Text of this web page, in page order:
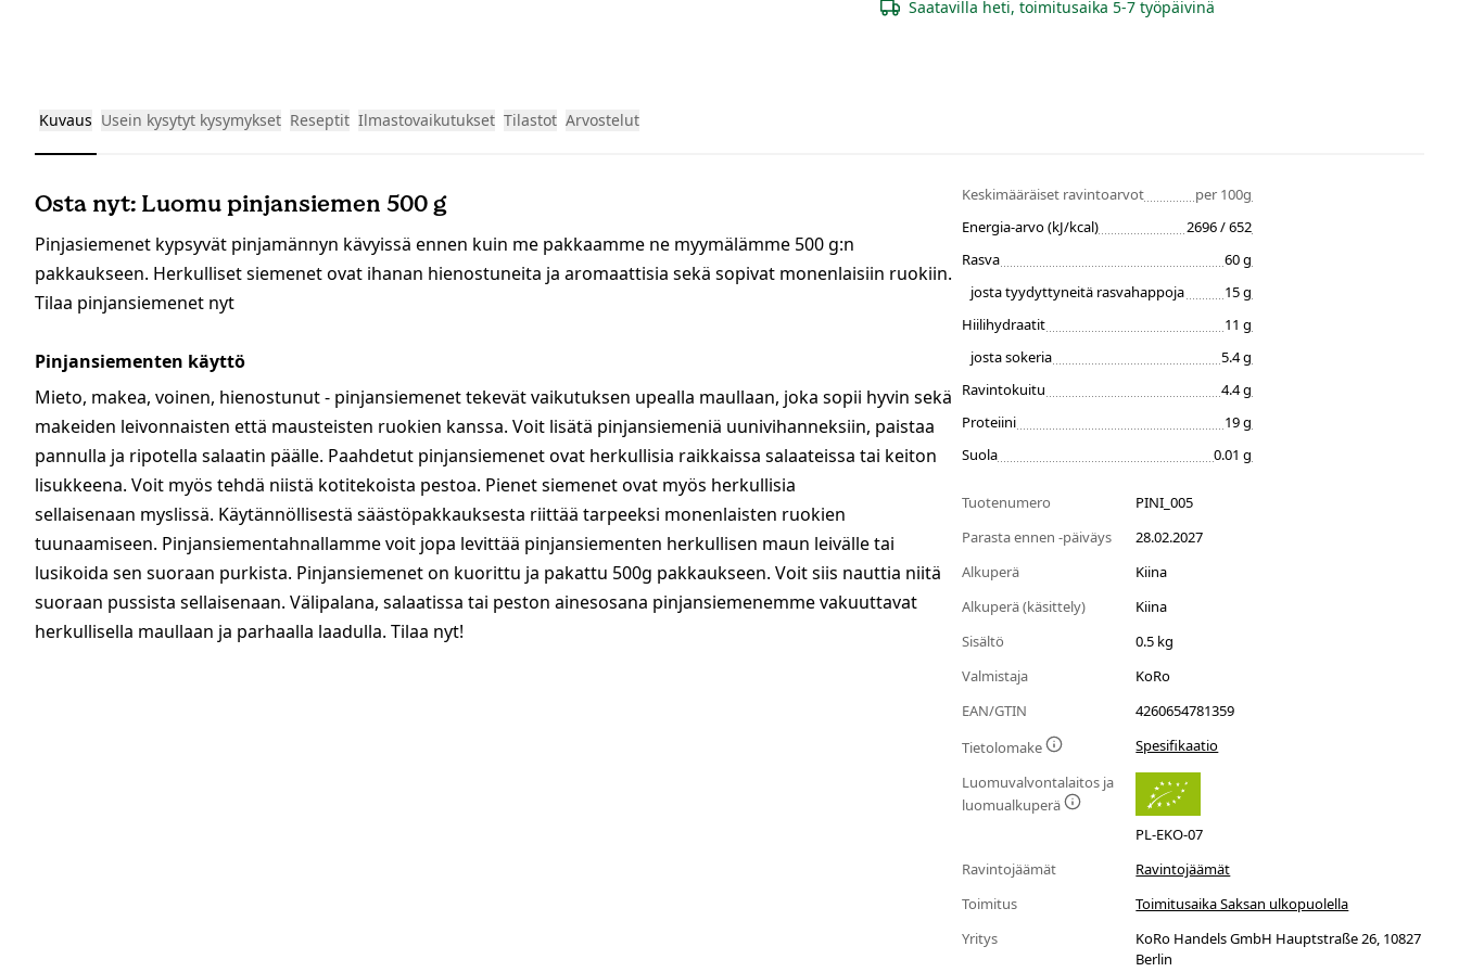
Saatavilla heti, toimitusaika 5-7 työpäivinä
Kuvaus Usein kysytyt kysymykset Reseptit Ilmastovaikutukset Tilastot Arvostelut
Osta nyt: Luomu pinjansiemen 500 g
Pinjasiemenet kypsyvät pinjamännyn kävyissä ennen kuin me pakkaamme ne myymälämme 500 g:n
pakkaukseen. Herkulliset siemenet ovat ihanan hienostuneita ja aromaattisia sekä sopivat monenlaisiin ruokiin.
Tilaa pinjansiemenet nyt
Pinjansiementen käyttö
Mieto, makea, voinen, hienostunut - pinjansiemenet tekevät vaikutuksen upealla maullaan, joka sopii hyvin sekä
makeiden leivonnaisten että mausteisten ruokien kanssa. Voit lisätä pinjansiemeniä uunivihanneksiin, paistaa
pannulla ja ripotella salaatin päälle. Paahdetut pinjansiemenet ovat herkullisia raikkaissa salaateissa tai keiton
lisukkeena. Voit myös tehdä niistä kotitekoista pestoa. Pienet siemenet ovat myös herkullisia
sellaisenaan myslissä. Käytännöllisestä säästöpakkauksesta riittää tarpeeksi monenlaisten ruokien
tuunaamiseen. Pinjansiementahnallamme voit jopa levittää pinjansiementen herkullisen maun leivälle tai
lusikoida sen suoraan purkista. Pinjansiemenet on kuorittu ja pakattu 500g pakkaukseen. Voit siis nauttia niitä
suoraan pussista sellaisenaan. Välipalana, salaatissa tai peston ainesosana pinjansiemenemme vakuuttavat
herkullisella maullaan ja parhaalla laadulla. Tilaa nyt!
Keskimääräiset ravintoarvot
per 100g
Energia-arvo (kJ/kcal)
2696 / 652
Rasva
60 g
josta tyydyttyneitä rasvahappoja
15 g
Hiilihydraatit
11 g
josta sokeria
5.4 g
Ravintokuitu
4.4 g
Proteiini
19 g
Suola
0.01 g
Tuotenumero
PINI_005
Parasta ennen -päiväys
28.02.2027
Alkuperä
Kiina
Alkuperä (käsittely)
Kiina
Sisältö
0.5 kg
Valmistaja
KoRo
EAN/GTIN
4260654781359
Tietolomake
Spesifikaatio
Luomuvalvontalaitos ja
luomualkuperä
PL-EKO-07
Ravintojäämät
Ravintojäämät
Toimitus
Toimitusaika Saksan ulkopuolella
Yritys
KoRo Handels GmbH Hauptstraße 26, 10827
Berlin